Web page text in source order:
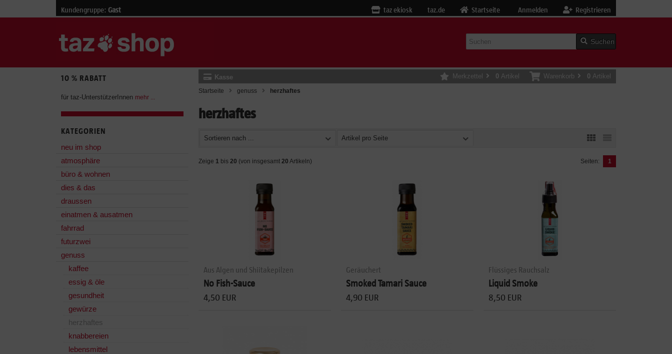
Kundengruppe: Gast Registrieren
Anmelden
Startseite
taz.de
taz ekiosk
Suchen
Kasse Warenkorb 0 Artikel
Merkzettel 0 Artikel
Startseite genuss herzhaftes
herzhaftes
Sortieren nach ... Artikel pro Seite
Zeige 1 bis 20 (von insgesamt 20 Artikeln) Seiten: 1
Aus Algen und Shiitakepilzen
No Fish-Sauce
4,50 EUR
Geräuchert
Smoked Tamari Sauce
4,90 EUR
Flüssiges Rauchsalz
Liquid Smoke
8,50 EUR
10 % RABATT
für taz-UnterstützerInnen mehr ...
KATEGORIEN
neu im shop
atmosphäre
büro & wohnen
dies & das
draussen
einatmen & ausatmen
fahrrad
futurzwei
genuss
kaffee
essig & öle
gesundheit
gewürze
herzhaftes
knabbereien
lebensmittel